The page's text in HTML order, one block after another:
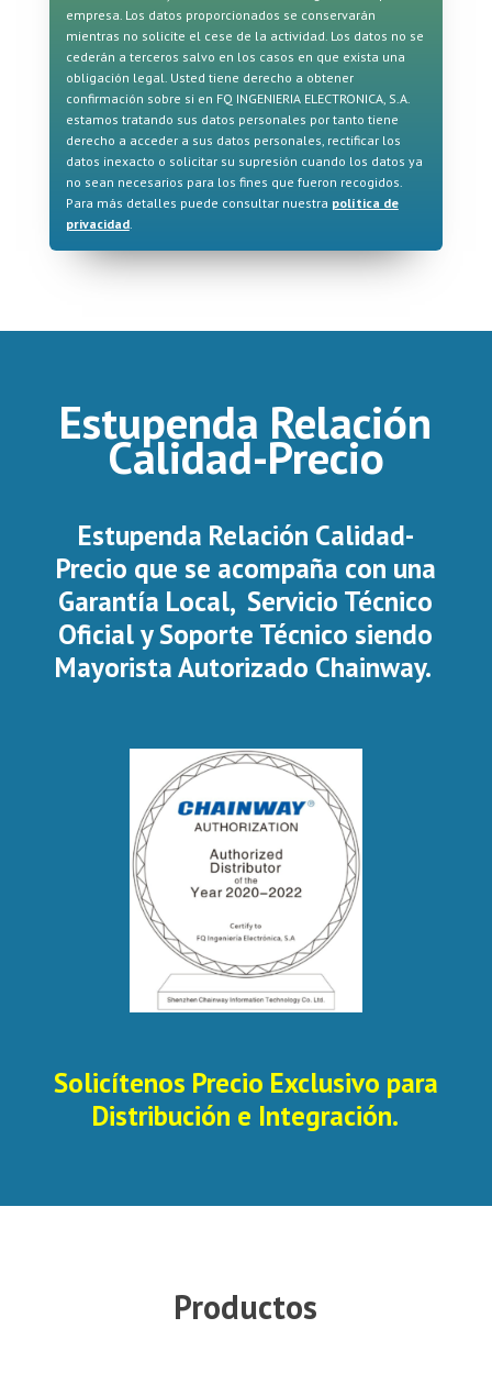
empresa. Los datos proporcionados se conservarán
mientras no solicite el cese de la actividad. Los datos no se
cederán a terceros salvo en los casos en que exista una
obligación legal. Usted tiene derecho a obtener
confirmación sobre si en FQ INGENIERIA ELECTRONICA, S.A.
estamos tratando sus datos personales por tanto tiene
derecho a acceder a sus datos personales, rectificar los
datos inexacto o solicitar su supresión cuando los datos ya
no sean necesarios para los fines que fueron recogidos.
Para más detalles puede consultar nuestra política de
privacidad.
Estupenda Relación
Calidad-Precio
Estupenda Relación Calidad-
Precio que se acompaña con una
Garantía Local, Servicio Técnico
Oficial y Soporte Técnico siendo
Mayorista Autorizado Chainway.
Solicítenos Precio Exclusivo para
Distribución e Integración.
Productos